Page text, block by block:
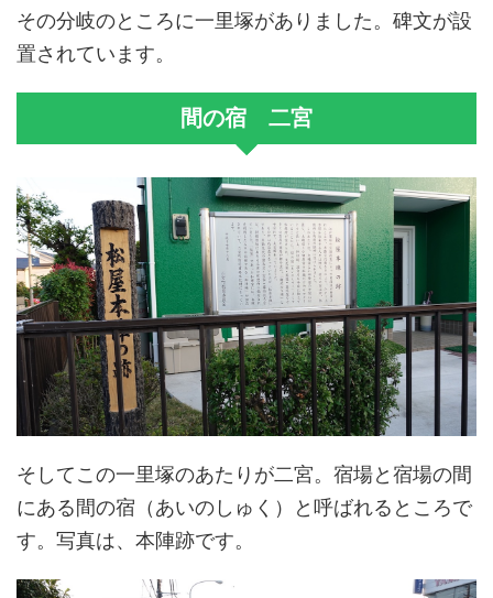
その分岐のところに一里塚がありました。碑文が設
置されています。
間の宿 二宮
そしてこの一里塚のあたりが二宮。宿場と宿場の間
にある間の宿（あいのしゅく）と呼ばれるところで
す。写真は、本陣跡です。